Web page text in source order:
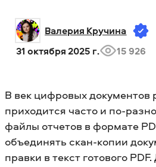
Валерия Кручина
31 октября 2025 г.
15 926
В век цифровых документов
приходится часто и по-
файлы отчетов в формате
объединять скан-копии
правки в текст готового